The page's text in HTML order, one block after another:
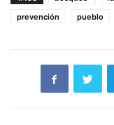
prevención
pueblo